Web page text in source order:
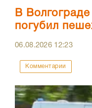
В
погубил
06.08.2026 12:23
Комментарии